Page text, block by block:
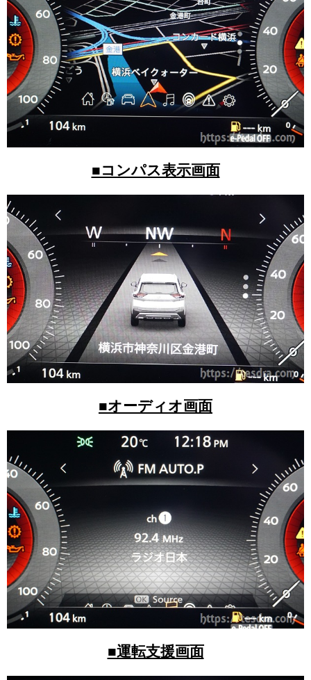
■コンパス表示画面
■オーディオ画面
■運転支援画面